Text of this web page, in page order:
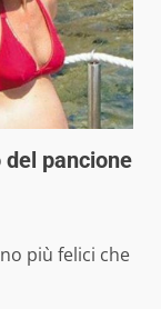
pancione
più felici che